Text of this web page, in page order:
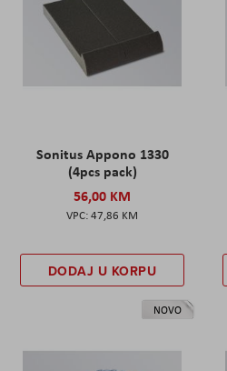
Sonitus Appono 1330
(4pcs pack)
56,00 KM
47,86 KM
DODAJ U KORPU
NOVO